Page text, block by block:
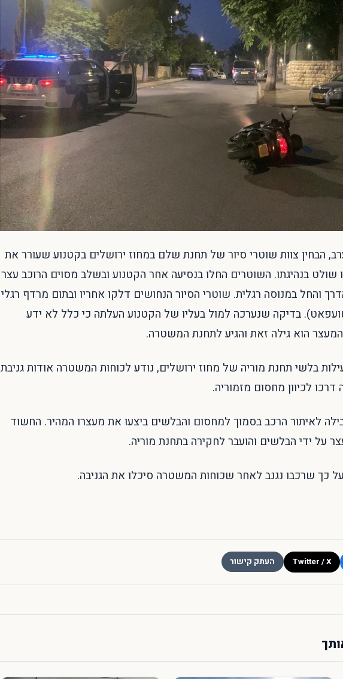
הבחין צוות שוטרי סיור של תחנת שלם במחוז ירושלים בקטנוע שעורר את
בנהיגתו. השוטרים החלו בנסיעה אחר הקטנוע ובשלב מסוים הרוכב עצר
והחל במנוסה רגלית. שוטרי הסיור הנחושים דלקו אחריו ובתום מרדף רגלי
(18, תושב מ.פ שועפאט). בדיקה שנערכה למול בעליו של הקטנוע העלתה כי כלל לא ידע
הוא גילה זאת והגיע לתחנת המשטרה.
בלשי תחנת מוריה של מחוז ירושלים, נודע לכוחות המשטרה אודות גניבת
לכיוון מחסום מזמוריה.
לאיתור הרכב בסמוך למחסום והבלשים ביצעו את מעצרו המהיר. החשוד
כך שרכבו נגנב לאחר שכוחות המשטרה סיכלו את הגניבה.
Twitter / X העתק קישור